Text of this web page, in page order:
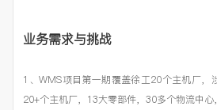
业务需求与挑战
1、WMS项目第一期覆盖徐工20个主机厂，
20+个主机厂，13大零部件，30多个物流中心